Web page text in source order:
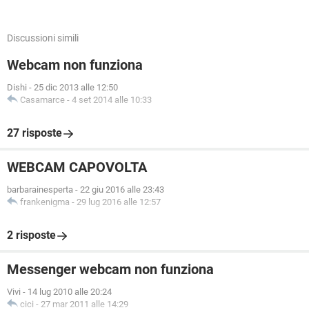
Discussioni simili
Webcam non funziona
Dishi - 25 dic 2013 alle 12:50
Casamarce - 4 set 2014 alle 10:33
27 risposte
WEBCAM CAPOVOLTA
barbarainesperta - 22 giu 2016 alle 23:43
frankenigma - 29 lug 2016 alle 12:57
2 risposte
Messenger webcam non funziona
Vivi - 14 lug 2010 alle 20:24
cici - 27 mar 2011 alle 14:29